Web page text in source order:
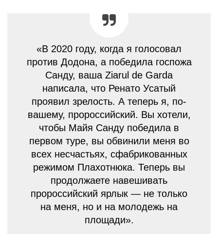
«В 2020 году, когда я голосовал
против Додона, а победила госпожа
Санду, ваша Ziarul de Garda
написала, что Ренато Усатый
проявил зрелость. А теперь я, по-
вашему, пророссийский. Вы хотели,
чтобы Майя Санду победила в
первом туре, вы обвинили меня во
всех несчастьях, сфабрикованных
режимом Плахотнюка. Теперь вы
продолжаете навешивать
пророссийский ярлык — не только
на меня, но и на молодежь на
площади».